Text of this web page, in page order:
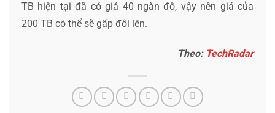
TB hiện tại đã có giá 40 ngàn đô, vậy nên giá của
200 TB có thể sẽ gấp đôi lên.
Theo: TechRadar